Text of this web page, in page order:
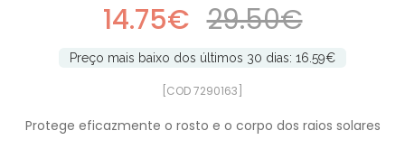
14.75€ 29.50€
Preço mais baixo dos últimos 30 dias: 16.59€
[COD 7290163]
Protege eficazmente o rosto e o corpo dos raios solares